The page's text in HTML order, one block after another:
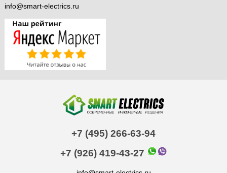
info@smart-electrics.ru
+7 (495) 266-63-94
+7 (926) 419-43-27